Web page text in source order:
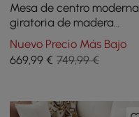
Mesa de centro moderna
giratoria de madera
redonda con
almacenamiento
Nuevo Precio Más Bajo
669,99 € 749,99 €